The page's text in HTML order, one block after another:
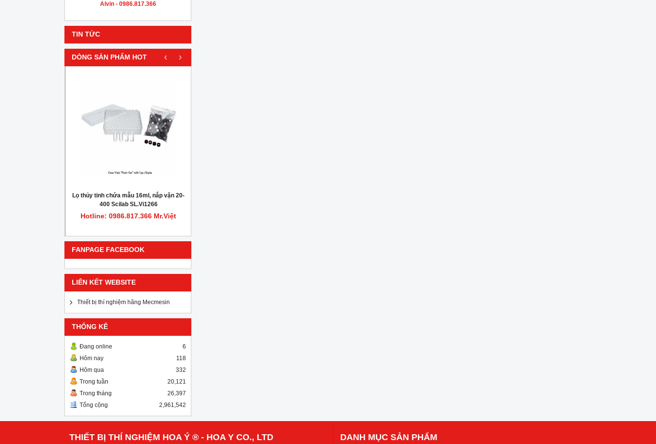
Alvin - 0986.817.366
TIN TỨC
DÒNG SẢN PHẨM HOT
Lọ thủy tinh chứa mẫu 16ml, nắp vặn 20-
400 Scilab SL.Vi1266
Hotline: 0986.817.366 Mr.Việt
‹ ›
FANPAGE FACEBOOK
LIÊN KẾT WEBSITE
Thiết bị thí nghiệm hãng Mecmesin
THỐNG KÊ
Đang online
6
Hôm nay
118
Hôm qua
332
Trong tuần
20,121
Trong tháng
26,397
Tổng cộng
2,961,542
THIẾT BỊ THÍ NGHIỆM HOA Ý ® - HOA Y CO., LTD DANH MỤC SẢN PHẨM